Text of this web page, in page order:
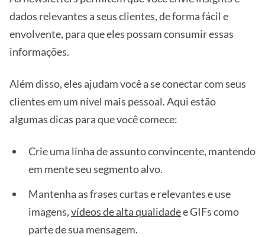
dados relevantes a seus clientes, de forma fácil e
envolvente, para que eles possam consumir essas
informações.
Além disso, eles ajudam você a se conectar com seus
clientes em um nível mais pessoal. Aqui estão
algumas dicas para que você comece:
Crie uma linha de assunto convincente, mantendo
em mente seu segmento alvo.
Mantenha as frases curtas e relevantes e use
imagens,vídeos de alta qualidadee GIFs como
parte de sua mensagem.